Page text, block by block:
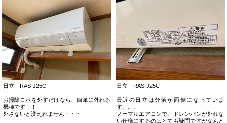
日立 RAS-J25C
お掃除ロボを外すだけなら、簡単に外れる
機種です！！
外さないと洗えれません・・・
日立 RAS-J25C
最近の日立は分解が面倒になっていま
す。。。
ノーマルエアコンで、ドレンパンが外れな
い仕様にするのはとても疑問ですがなんと